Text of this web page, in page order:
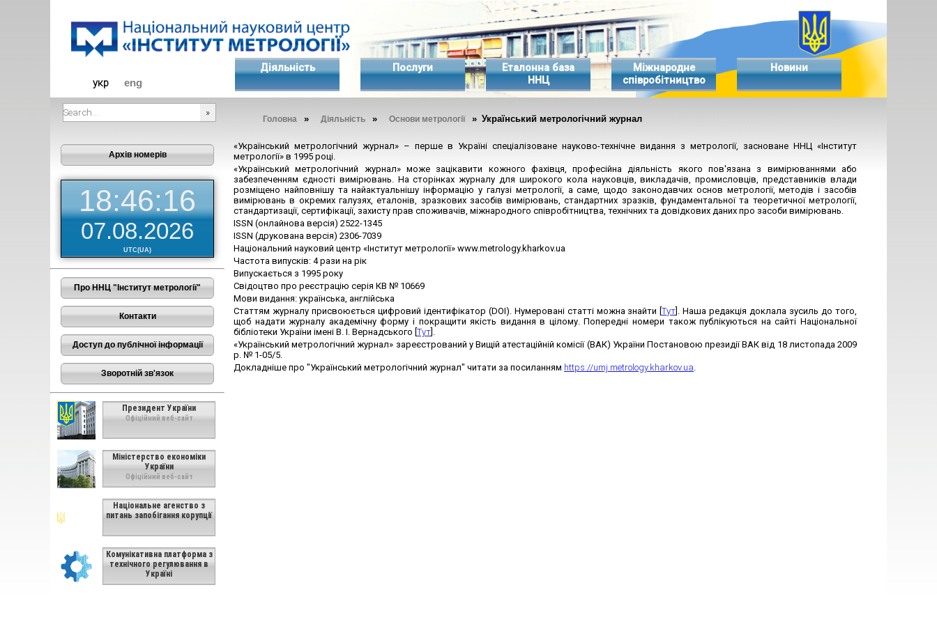
укр eng
Діяльність Послуги
Еталонна база
ННЦ
Міжнародне
співробітництво
Новини
Головна » Діяльність » Основи метрології » Український метрологічний журнал
Архів номерів
18:46:16
07.08.2026
UTC(UA)
Про ННЦ "Інститут метрології"
Контакти
Доступ до публічної інформації
Зворотній зв'язок
Президент України
Офіційний веб-сайт
Міністерство економіки
України
Офіційний веб-сайт
Національне агенство з
питань запобігання корупції
Комунікативна платформа з
технічного регулювання в
Україні
«Український метрологічний журнал» – перше в Україні спеціалізоване науково-технічне видання з метрології, засноване ННЦ «Інститут
метрології» в 1995 році.
«Український метрологічний журнал» може зацікавити кожного фахівця, професійна діяльність якого пов'язана з вимірюваннями або
забезпеченням єдності вимірювань. На сторінках журналу для широкого кола науковців, викладачів, промисловців, представників влади
розміщено найповнішу та найактуальнішу інформацію у галузі метрології, а саме, щодо законодавчих основ метрології, методів і засобів
вимірювань в окремих галузях, еталонів, зразкових засобів вимірювань, стандартних зразків, фундаментальної та теоретичної метрології,
стандартизації, сертифікації, захисту прав споживачів, міжнародного співробітництва, технічних та довідкових даних про засоби вимірювань.
ISSN (онлайнова версія) 2522-1345
ISSN (друкована версія) 2306-7039
Національний науковий центр «Інститут метрології» www.metrology.kharkov.ua
Частота випусків: 4 рази на рік
Випускається з 1995 року
Свідоцтво про реєстрацію серія КВ № 10669
Мови видання: українська, англійська
Статтям журналу присвоюється цифровий ідентифікатор (DOI). Нумеровані статті можна знайти [Тут ]. Наша редакція доклала зусиль до того,
щоб надати журналу академічну форму і покращити якість видання в цілому. Попередні номери також публікуються на сайті Національної
бібліотеки України імені В. І. Вернадського [ Тут ].
«Український метрологічний журнал» зареєстрований у Вищій атестаційній комісії (ВАК) України Постановою президії ВАК від 18 листопада 2009
р. № 1-05/5.
Докладніше про "Український метрологічний журнал" читати за посиланням https://umj.metrology.kharkov.ua.